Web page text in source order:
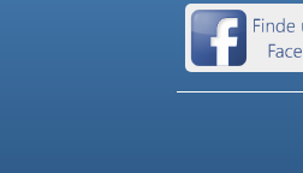
Thermen